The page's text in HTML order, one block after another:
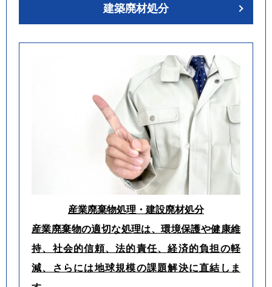
建築廃材処分
産業廃棄物処理・建設廃材処分
産業廃棄物の適切な処理は、環境保護や健康維
持、社会的信頼、法的責任、経済的負担の軽
減、さらには地球規模の課題解決に直結しま